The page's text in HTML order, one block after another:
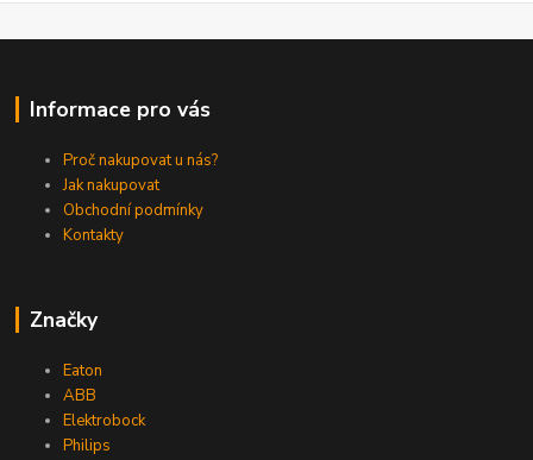
Informace pro vás
Proč nakupovat u nás?
Jak nakupovat
Obchodní podmínky
Kontakty
Značky
Eaton
ABB
Elektrobock
Philips